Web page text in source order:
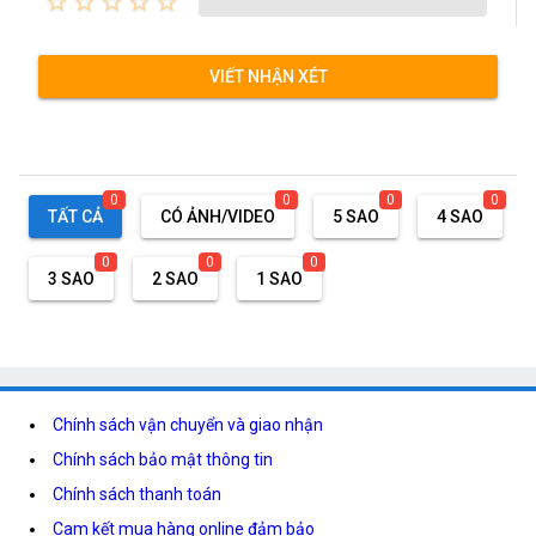
VIẾT NHẬN XÉT
TẤT CẢ
0
CÓ ẢNH/VIDEO
0
5 SAO
0
4 SAO
0
3 SAO
0
2 SAO
0
1 SAO
0
Chính sách vận chuyển và giao nhận
Chính sách bảo mật thông tin
Chính sách thanh toán
Cam kết mua hàng online đảm bảo